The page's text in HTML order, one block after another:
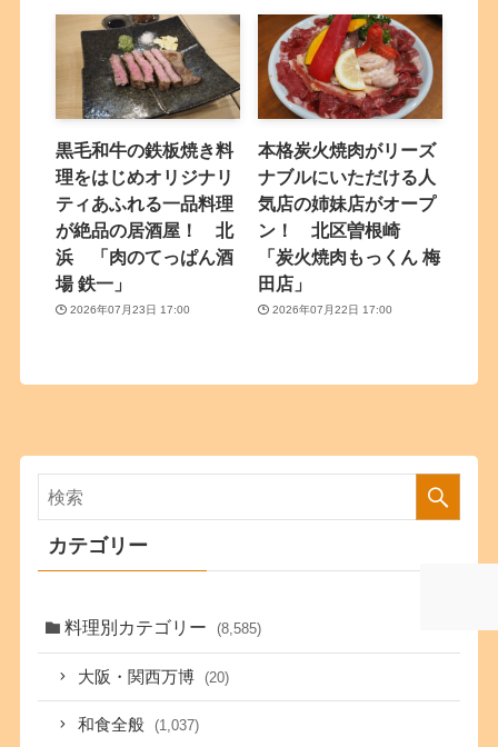
黒毛和牛の鉄板焼き料
理をはじめオリジナリ
ティあふれる一品料理
が絶品の居酒屋！ 北
浜 「肉のてっぱん酒
場 鉄一」
2026年07月23日 17:00
本格炭火焼肉がリーズ
ナブルにいただける人
気店の姉妹店がオープ
ン！ 北区曽根崎
「炭火焼肉もっくん 梅
田店」
2026年07月22日 17:00
カテゴリー
料理別カテゴリー (8,585)
大阪・関西万博 (20)
和食全般 (1,037)